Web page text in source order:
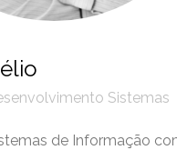
Sistemas
de Informação